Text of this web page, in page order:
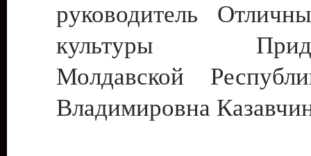
руководитель
культуры
Молдавской
Владимировна